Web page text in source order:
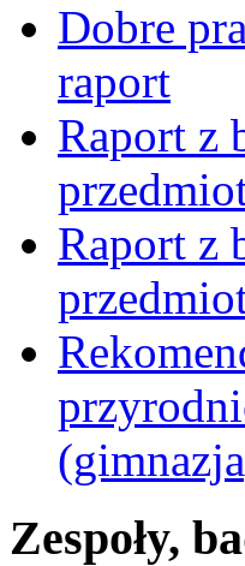
Dobre
raport
Raport z
Raport z
Zespoły,